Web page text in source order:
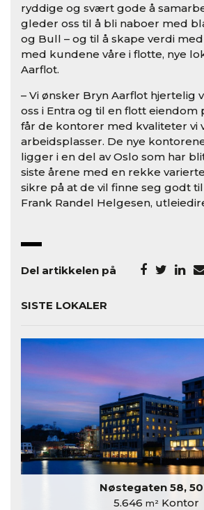
ryddige og svært gode å
gleder oss til å bli naboer med
og Bull – og til å skape verdi
med kundene våre i flotte, nye
Aarflot.
– Vi ønsker Bryn Aarflot hjertelig
oss i Entra og til en flott eiendom
får de kontorer med kvaliteter vi
arbeidsplasser. De nye
ligger i en del av Oslo som har
siste årene med en rekke
sikre på at de vil finne seg godt
Frank Randel Helgesen,
Del artikkelen på
SISTE LOKALER
Nøstegaten 58,
5.646 m²Kontor